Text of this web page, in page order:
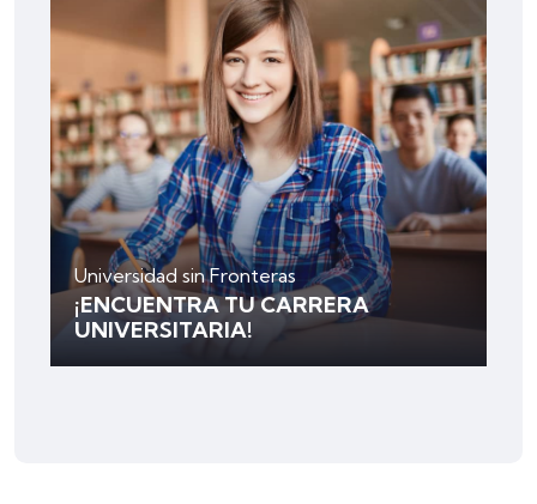
Universidad sin Fronteras
¡ENCUENTRA TU CARRERA
UNIVERSITARIA!